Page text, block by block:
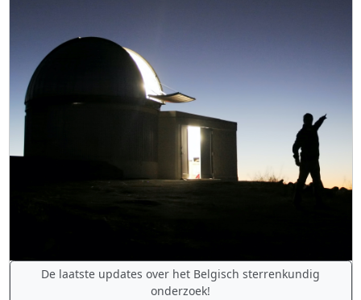
De laatste updates over het Belgisch sterrenkundig
onderzoek!